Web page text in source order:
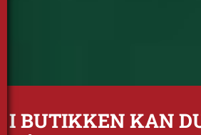
I BUTIKKEN KAN